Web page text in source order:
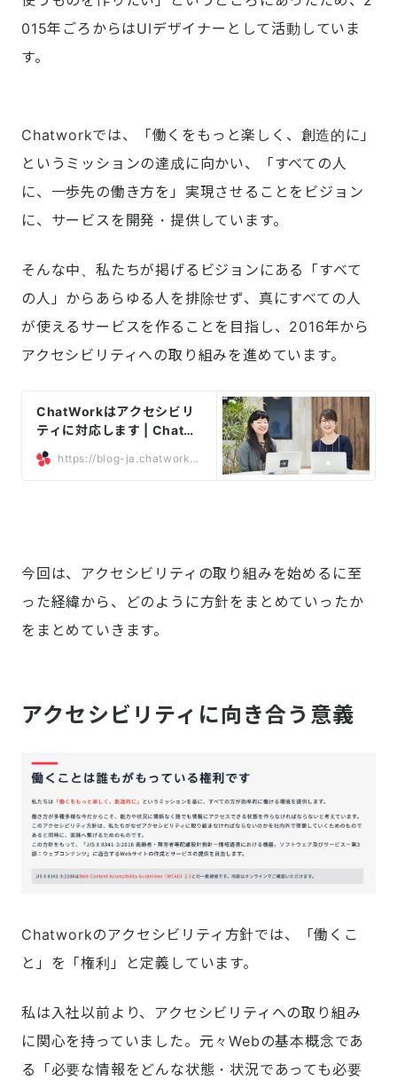
015年ごろからはUIデザイナーとして活動していま
す。
Chatworkでは、「働くをもっと楽しく、創造的に」
というミッションの達成に向かい、「すべての人
に、一歩先の働き方を」実現させることをビジョン
に、サービスを開発・提供しています。
そんな中、私たちが掲げるビジョンにある「すべて
の人」からあらゆる人を排除せず、真にすべての人
が使えるサービスを作ることを目指し、2016年から
ChatWorkはアクセシビリ
ティに対応します | Chatw
orkブログ
https://blog-ja.chatwork.c
om/2017/04/chatwork_20.
今回は、アクセシビリティの取り組みを始めるに至
った経緯から、どのように方針をまとめていったか
をまとめていきます。
アクセシビリティに向き合う意義
Chatworkのアクセシビリティ方針では、「働くこ
と」を「権利」と定義しています。
私は入社以前より、アクセシビリティへの取り組み
に関心を持っていました。元々Webの基本概念であ
る「必要な情報をどんな状態・状況であっても必要